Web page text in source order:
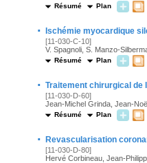
Résumé Plan
· Ischémie myocardique
[11-030-C-10]
V. Spagnoli, S. Manzo-
Résumé Plan
· Traitement chirurgical
[11-030-D-60]
Jean-Michel Grinda, Jean-
Résumé Plan
· Revascularisation
[11-030-D-80]
Hervé Corbineau, Jean-